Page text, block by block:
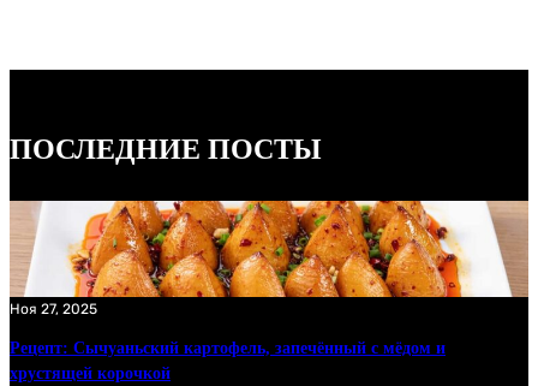
ПОСЛЕДНИЕ ПОСТЫ
Ноя 27, 2025
Рецепт: Сычуаньский картофель, запечённый с мёдом и
хрустящей корочкой